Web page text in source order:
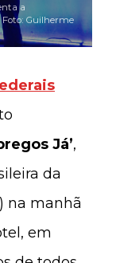
a
Guilherme
Já’,
da
na manhã
em